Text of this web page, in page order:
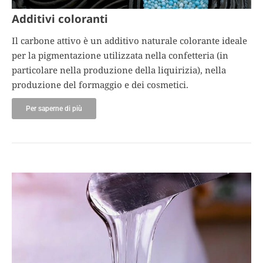
Additivi coloranti
Il carbone attivo è un additivo naturale colorante ideale
per la pigmentazione utilizzata nella confetteria (in
particolare nella produzione della liquirizia), nella
produzione del formaggio e dei cosmetici.
Per saperne di più